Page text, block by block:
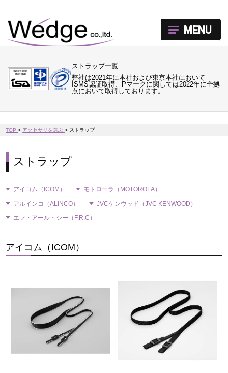
ストラップ一覧
弊社は2021年に本社および東京本社において
ISMS認証取得、Pマークに関しては2022年に全拠
点において取得しております。
MENU
TOP> アクセサリを選ぶ> ストラップ
ストラップ
アイコム（ICOM）
モトローラ（MOTOROLA）
アルインコ（ALINCO）
JVCケンウッド（JVC KENWOOD）
エフ・アール・シー（F.R.C）
アイコム（ICOM）